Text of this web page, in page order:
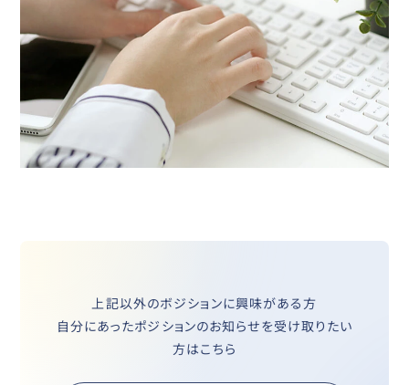
上記以外のボジションに興味がある方
自分にあったポジションのお知らせを受け取りたい
方はこちら